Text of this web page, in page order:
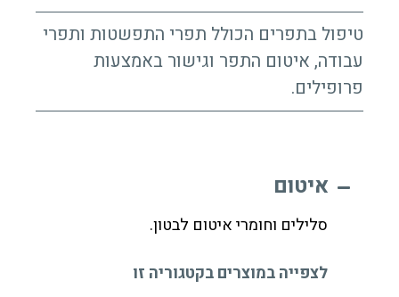
טיפול בתפרים הכולל תפרי התפשטות ותפרי
עבודה, איטום התפר וגישור באמצעות
פרופילים.
איטום
סלילים וחומרי איטום לבטון.
לצפייה במוצרים בקטגוריה זו